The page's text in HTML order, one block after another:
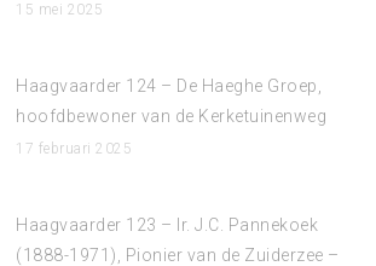
15 mei 2025
Haagvaarder 124 – De Haeghe Groep,
hoofdbewoner van de Kerketuinenweg
17 februari 2025
Haagvaarder 123 – Ir. J.C. Pannekoek
(1888-1971), Pionier van de Zuiderzee –